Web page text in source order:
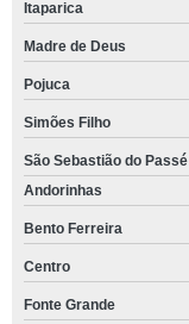
Itaparica
Madre de Deus
Pojuca
Simões Filho
São Sebastião do Passé
Andorinhas
Bento Ferreira
Centro
Fonte Grande